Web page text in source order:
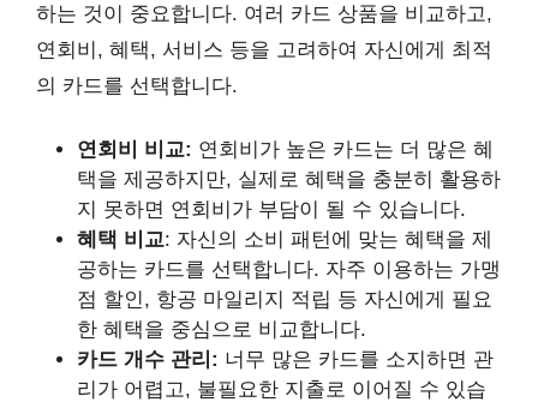
하는 것이 중요합니다. 여러 카드 상품을 비교하고,
연회비, 혜택, 서비스 등을 고려하여 자신에게 최적
의 카드를 선택합니다.
연회비 비교: 연회비가 높은 카드는 더 많은 혜
택을 제공하지만, 실제로 혜택을 충분히 활용하
지 못하면 연회비가 부담이 될 수 있습니다.
혜택 비교: 자신의 소비 패턴에 맞는 혜택을 제
공하는 카드를 선택합니다. 자주 이용하는 가맹
점 할인, 항공 마일리지 적립 등 자신에게 필요
한 혜택을 중심으로 비교합니다.
카드 개수 관리: 너무 많은 카드를 소지하면 관
리가 어렵고, 불필요한 지출로 이어질 수 있습